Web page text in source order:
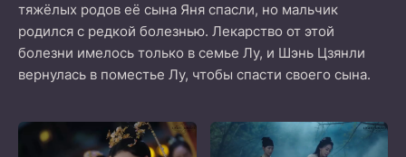
тяжёлых родов её сына Яня спасли, но мальчик
родился с редкой болезнью. Лекарство от этой
болезни имелось только в семье Лу, и Шэнь Цзянли
вернулась в поместье Лу, чтобы спасти своего сына.